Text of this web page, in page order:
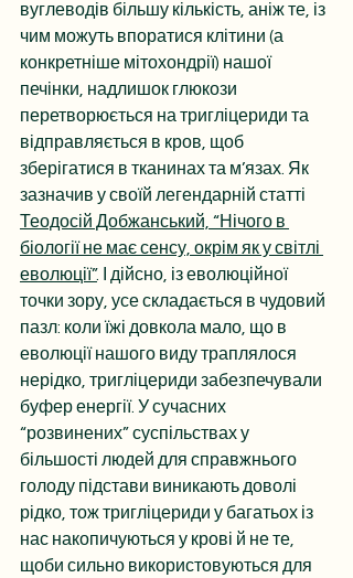
вуглеводів більшу кількість, аніж те, із
чим можуть впоратися клітини (а
конкретніше мітохондрії) нашої
печінки, надлишок глюкози
перетворюється на тригліцериди та
відправляється в кров, щоб
зберігатися в тканинах та м’язах. Як
зазначив у своїй легендарній статті
Теодосій Добжанський, “Нічого в
біології не має сенсу, окрім як у світлі
еволюції”. І дійсно, із еволюційної
точки зору, усе складається в чудовий
пазл: коли їжі довкола мало, що в
еволюції нашого виду траплялося
нерідко, тригліцериди забезпечували
буфер енергії. У сучасних
“розвинених” суспільствах у
більшості людей для справжнього
голоду підстави виникають доволі
рідко, тож тригліцериди у багатьох із
нас накопичуються у крові й не те,
щоби сильно використовуються для